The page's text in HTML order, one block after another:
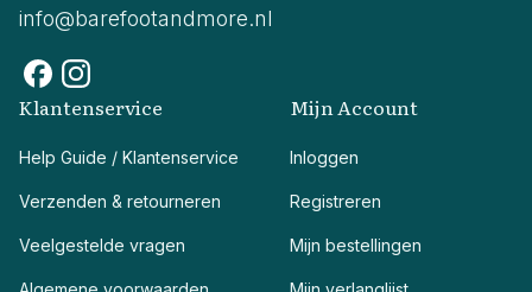
info@barefootandmore.nl
Klantenservice
Help Guide / Klantenservice
Verzenden & retourneren
Veelgestelde vragen
Mijn Account
Inloggen
Registreren
Mijn bestellingen